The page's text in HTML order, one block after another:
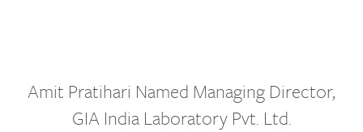
Amit Pratihari Named Managing Director,
GIA India Laboratory Pvt. Ltd.